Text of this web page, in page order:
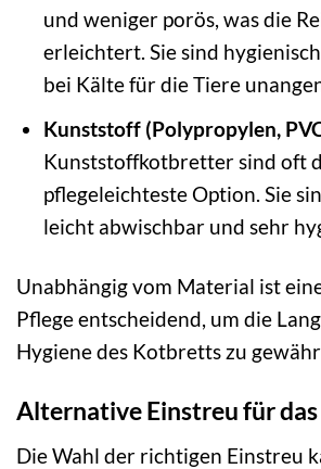
und weniger porös, was die
erleichtert. Sie sind
bei Kälte für die Tiere
Kunststoff (Polypropylen,
Kunststoffkotbretter sind oft
pflegeleichteste Option. Sie
leicht abwischbar und sehr
Unabhängig vom Material ist
Pflege entscheidend, um die
Hygiene des Kotbretts zu
Alternative Einstreu für
Die Wahl der richtigen Einstreu